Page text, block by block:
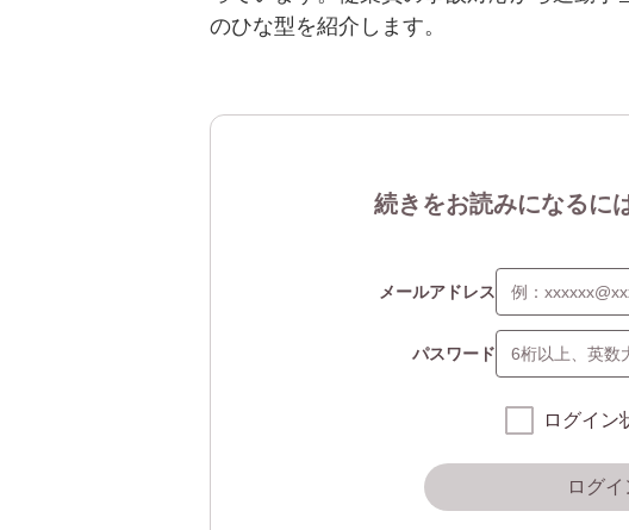
のひな型を紹介します。
続きをお読みになるに
メールアドレス
パスワード
ログイン
ログ